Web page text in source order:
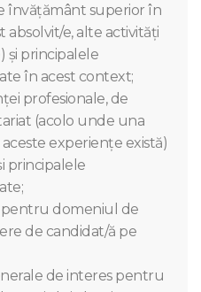
învățământ superior în
absolvit/e, alte activități
și principalele
în acest context;
profesionale, de
(acolo unde una
experiențe există)
principalele
domeniul de
de candidat/ă pe
de interes pentru